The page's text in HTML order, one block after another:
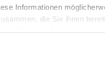
Informationen
die Sie ihnen